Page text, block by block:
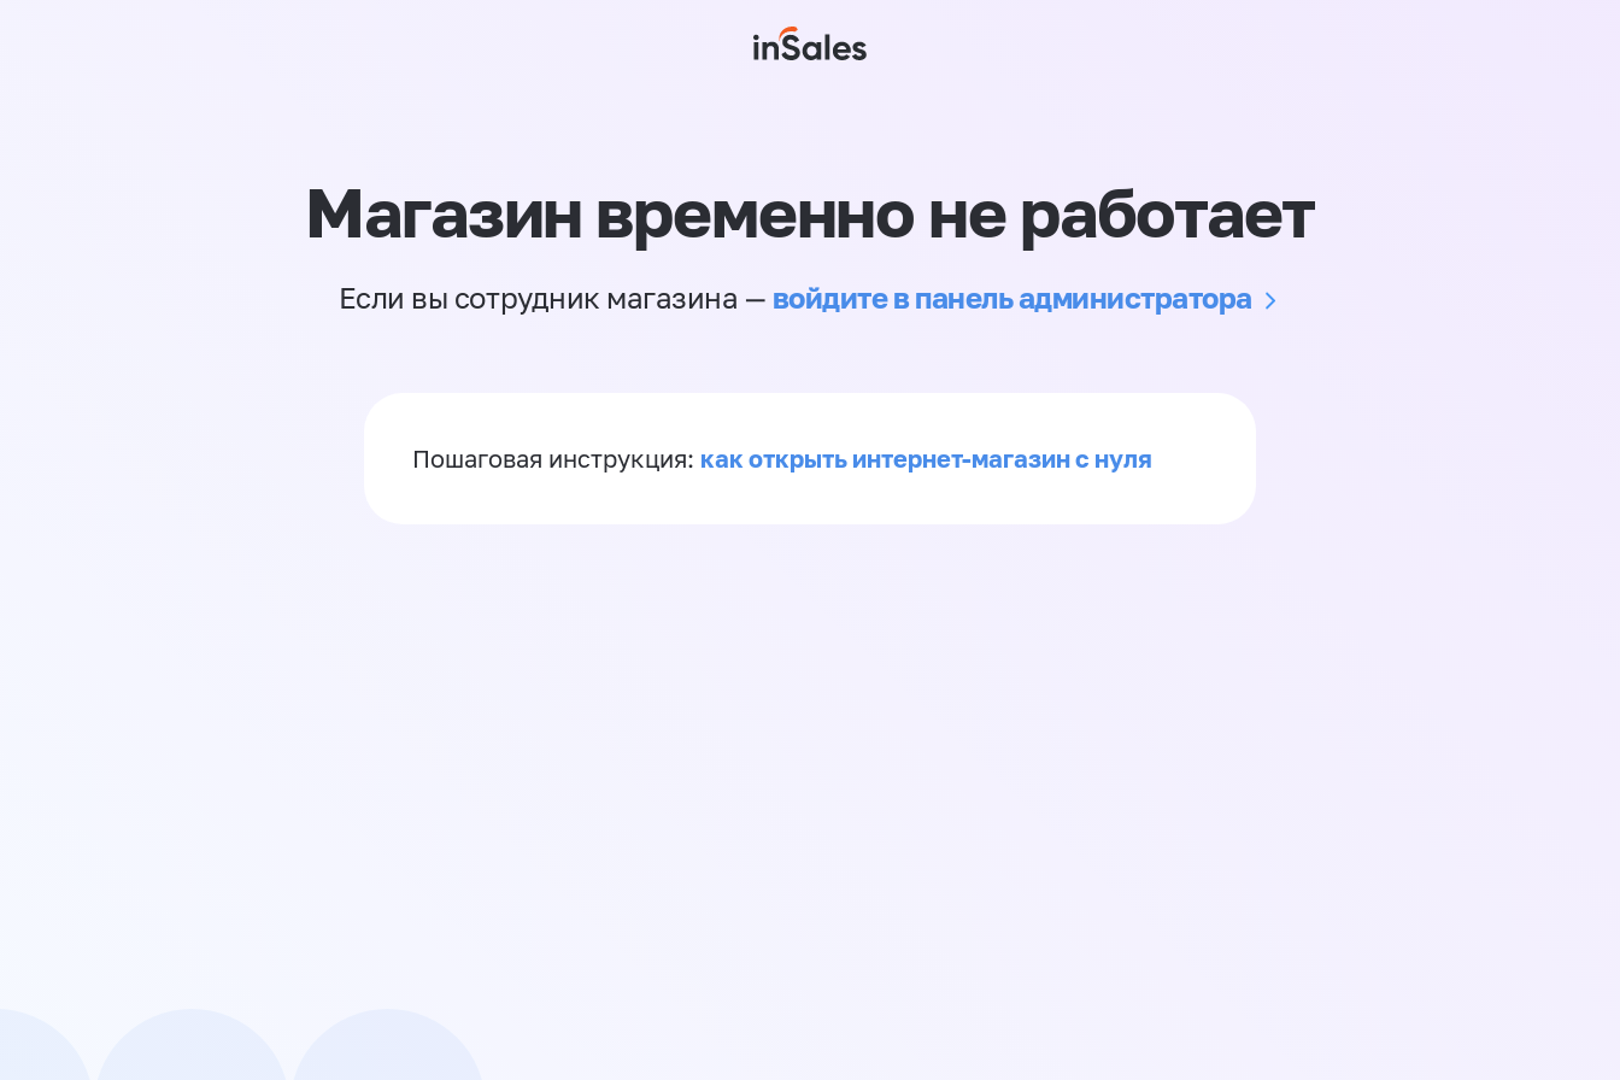
Магазин временно не работает
Если вы сотрудник магазина — войдите в панель администратора
Пошаговая инструкция: как открыть интернет-магазин с нуля